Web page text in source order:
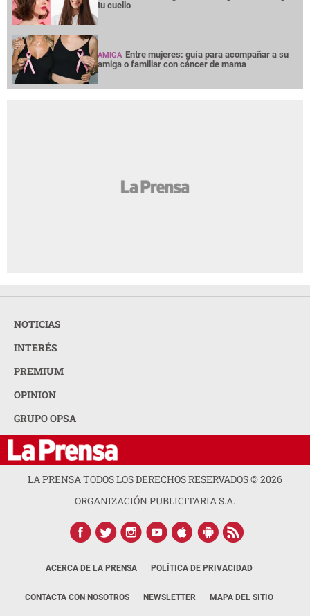
tu cuello
AMIGA Entre mujeres: guía para acompañar a su
amiga o familiar con cáncer de mama
NOTICIAS
INTERÉS
PREMIUM
OPINION
GRUPO OPSA
LA PRENSA TODOS LOS DERECHOS RESERVADOS ©2026
ORGANIZACIÓN PUBLICITARIA S.A.
ACERCA DE LA PRENSA POLÍTICA DE PRIVACIDAD
CONTACTA CON NOSOTROS NEWSLETTER MAPA DEL SITIO